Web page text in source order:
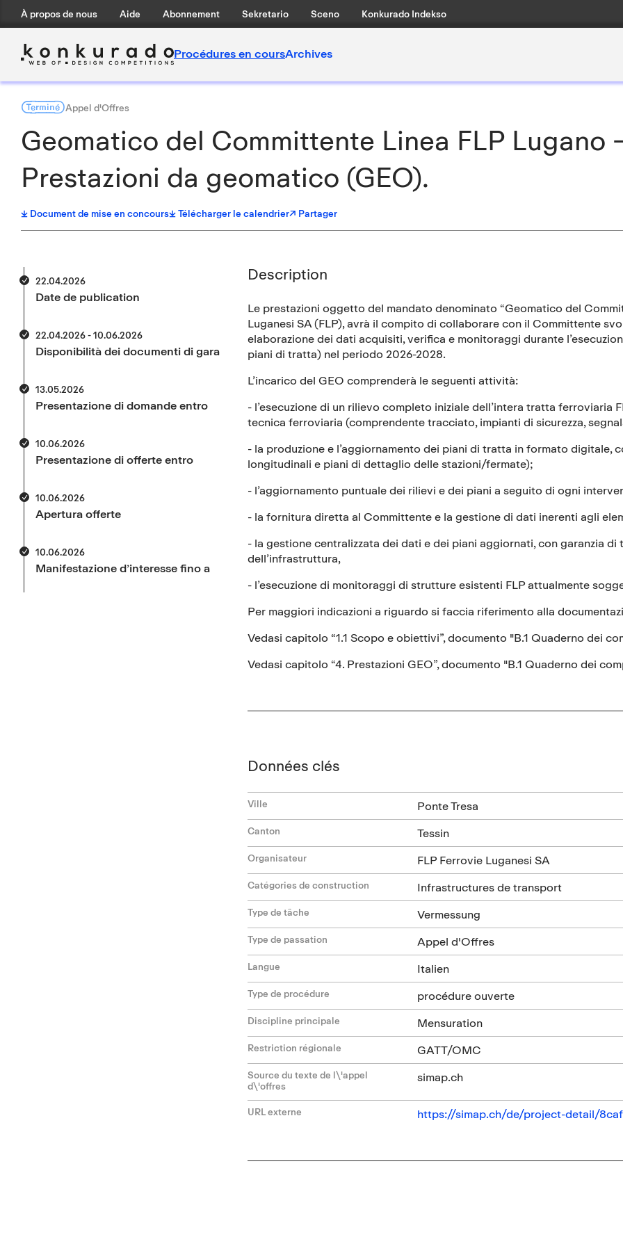
À propos de nous Aide Abonnement Sekretario Sceno Konkurado Indekso
Procédures en coursArchives
TerminéAppel d'Offres
Geomatico del Committente Linea FLP Lugano
Prestazioni da geomatico (GEO).
Document de mise en concours Télécharger le calendrier↗ Partager
22.04.2026
Date de publication
22.04.2026 - 10.06.2026
Disponibilità dei documenti di gara
13.05.2026
Presentazione di domande entro
10.06.2026
Presentazione di offerte entro
10.06.2026
Apertura offerte
10.06.2026
Manifestazione d’interesse fino a
Description
Le prestazioni oggetto del mandato denominato “Geomatico del
Luganesi SA (FLP), avrà il compito di collaborare con il Committente
elaborazione dei dati acquisiti, verifica e monitoraggi durante
piani di tratta) nel periodo 2026-2028.
L’incarico del GEO comprenderà le seguenti attività:
- l’esecuzione di un rilievo completo iniziale dell’intera tratta ferroviaria
tecnica ferroviaria (comprendente tracciato, impianti di sicurezza,
- la produzione e l’aggiornamento dei piani di tratta in formato digitale,
longitudinali e piani di dettaglio delle stazioni/fermate);
- l’aggiornamento puntuale dei rilievi e dei piani a seguito di ogni
- la fornitura diretta al Committente e la gestione di dati inerenti agli
- la gestione centralizzata dei dati e dei piani aggiornati, con garanzia
dell’infrastruttura,
- l’esecuzione di monitoraggi di strutture esistenti FLP attualmente
Per maggiori indicazioni a riguardo si faccia riferimento alla
Vedasi capitolo “1.1 Scopo e obiettivi”, documento "B.1 Quaderno dei
Vedasi capitolo “4. Prestazioni GEO”, documento "B.1 Quaderno dei
Données clés
Ville Ponte Tresa
Canton Tessin
Organisateur FLP Ferrovie Luganesi SA
Catégories de construction Infrastructures de transport
Type de tâche Vermessung
Type de passation Appel d'Offres
Langue Italien
Type de procédure procédure ouverte
Discipline principale Mensuration
Restriction régionale GATT/OMC
Source du texte de l\'appel
d\'offres
simap.ch
URL externe https://simap.ch/de/project-detail/